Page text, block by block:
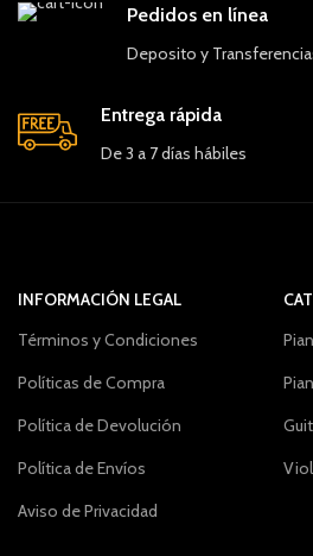
Pedidos en línea
Deposito y
Entrega rápida
De 3 a 7 días hábiles
INFORMACIÓN LEGAL
Términos y Condiciones
Políticas de Compra
Política de Devolución
Política de Envíos
Aviso de Privacidad